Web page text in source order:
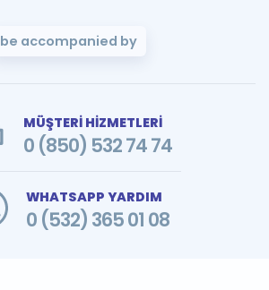
be accompanied by
MÜŞTERİ HİZMETLERİ
0 (850) 532 74 74
WHATSAPP YARDIM
0 (532) 365 01 08